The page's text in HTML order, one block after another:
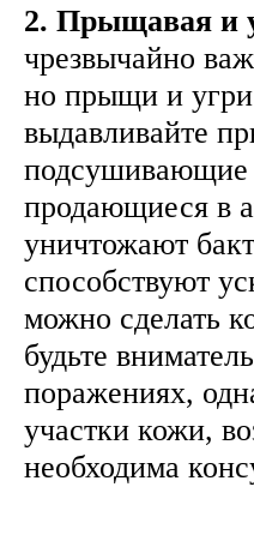
2. Прыщавая и
чрезвычайно
но прыщи и угри
выдавливайте
подсушивающие
продающиеся в
уничтожают
способствуют
можно сделать
будьте
поражениях,
участки кожи,
необходима